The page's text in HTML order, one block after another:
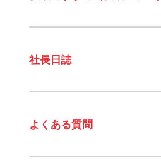
社長日誌
よくある質問